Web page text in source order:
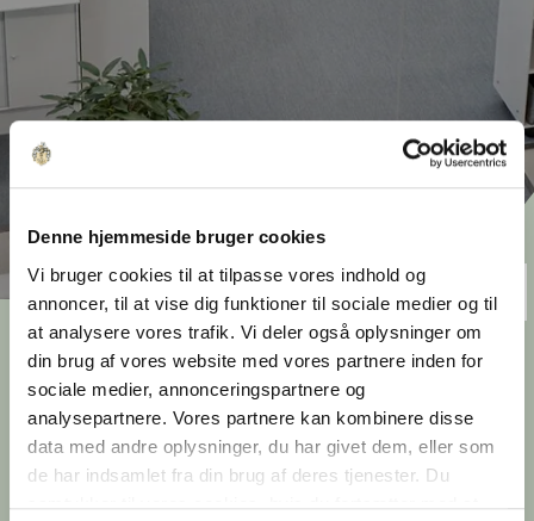
Denne hjemmeside bruger cookies
Vi bruger cookies til at tilpasse vores indhold og
annoncer, til at vise dig funktioner til sociale medier og til
at analysere vores trafik. Vi deler også oplysninger om
din brug af vores website med vores partnere inden for
sociale medier, annonceringspartnere og
analysepartnere. Vores partnere kan kombinere disse
data med andre oplysninger, du har givet dem, eller som
de har indsamlet fra din brug af deres tjenester. Du
Bygninger med sjæl
Nogle bygninger rummer kvaliteter, der ikke
kan tegnes fra bunden. Materialer, proportioner
og spor fra tidligere anvendelser giver dem en
karakter, der er værd at bygge videre på.